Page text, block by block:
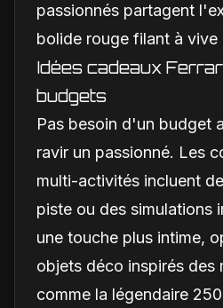
passionnés partagent
bolide rouge filant à vive
Idées cadeaux
budgets
Pas besoin d'un budget
ravir un passionné. Les
multi-activités incluent
piste ou des simulations
une touche plus intime,
objets déco inspirés des
comme la légendaire